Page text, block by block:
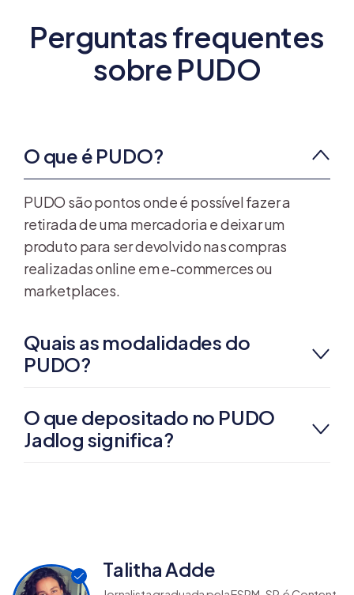
Perguntas frequentes
sobre PUDO
O que é PUDO?
PUDO são pontos onde é possível fazer a
retirada de uma mercadoria e deixar um
produto para ser devolvido nas compras
realizadas online em e-commerces ou
marketplaces.
Quais as modalidades do
PUDO?
O que depositado no PUDO
Jadlog significa?
Talitha Adde